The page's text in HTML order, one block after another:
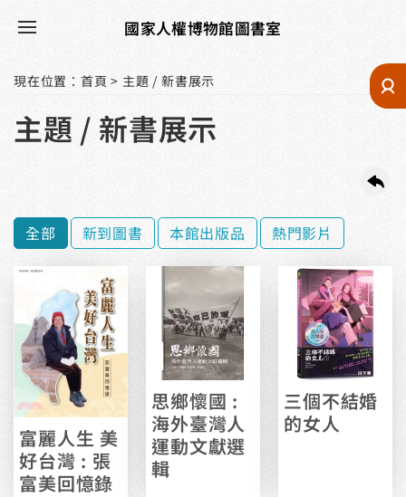
國家人權博物館圖書室
現在位置 ：首頁 > 主題 / 新書展示
主題 / 新書展示
全部 新到圖書 本館出版品 熱門影片
富麗人生 美
好台灣 : 張
富美回憶錄
思鄉懷國 :
海外臺灣人
運動文獻選
輯
三個不結婚
的女人